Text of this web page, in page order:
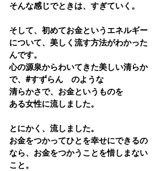
そんな感じでときは、すぎていく。
そして、初めてお金というエネルギー
について、美しく流す方法がわかった
んです。
心の源泉からわいてきた美しい清らか
で、#すずらん　のような
清らかさで、お金というものを
ある女性に流しました。
とにかく、流しました。
お金をつかってひとを幸せにできるの
なら、お金をつかうことを惜しまない
こと。